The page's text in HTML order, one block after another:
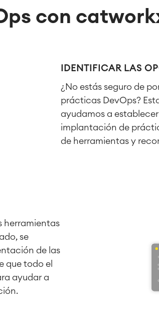
con
IDENTIFICAR LAS
¿No estás seguro de
prácticas DevOps?
ayudamos a
implantación de
de herramientas y
herramientas
se
de las
que todo el
ayudar a